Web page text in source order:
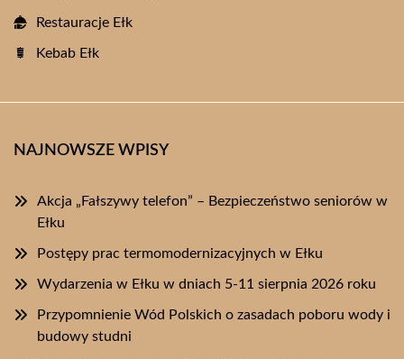
Restauracje Ełk
Kebab Ełk
NAJNOWSZE WPISY
Akcja „Fałszywy telefon” – Bezpieczeństwo seniorów w
Ełku
Postępy prac termomodernizacyjnych w Ełku
Wydarzenia w Ełku w dniach 5-11 sierpnia 2026 roku
Przypomnienie Wód Polskich o zasadach poboru wody i
budowy studni